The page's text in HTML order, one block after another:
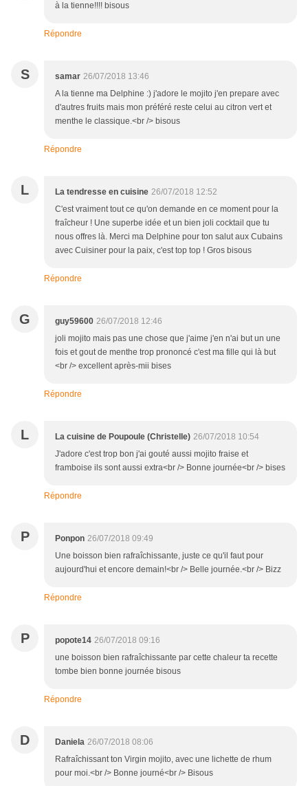
à la tienne!!!! bisous
Répondre
S samar 26/07/2018 13:46
A la tienne ma Delphine :) j'adore le mojito j'en prepare avec
d'autres fruits mais mon préféré reste celui au citron vert et
menthe le classique.<br /> bisous
Répondre
L La tendresse en cuisine 26/07/2018 12:52
C'est vraiment tout ce qu'on demande en ce moment pour la
fraîcheur ! Une superbe idée et un bien joli cocktail que tu
nous offres là. Merci ma Delphine pour ton salut aux Cubains
avec Cuisiner pour la paix, c'est top top ! Gros bisous
Répondre
G guy59600 26/07/2018 12:46
joli mojito mais pas une chose que j'aime j'en n'ai but un une
fois et gout de menthe trop prononcé c'est ma fille qui là but
<br /> excellent après-mii bises
Répondre
L La cuisine de Poupoule (Christelle) 26/07/2018 10:54
J'adore c'est trop bon j'ai gouté aussi mojito fraise et
framboise ils sont aussi extra<br /> Bonne journée<br /> bises
Répondre
P Ponpon 26/07/2018 09:49
Une boisson bien rafraîchissante, juste ce qu'il faut pour
aujourd'hui et encore demain!<br /> Belle journée.<br /> Bizz
Répondre
P popote14 26/07/2018 09:16
une boisson bien rafraîchissante par cette chaleur ta recette
tombe bien bonne journée bisous
Répondre
D Daniela 26/07/2018 08:06
Rafraîchissant ton Virgin mojito, avec une lichette de rhum
pour moi.<br /> Bonne journé<br /> Bisous